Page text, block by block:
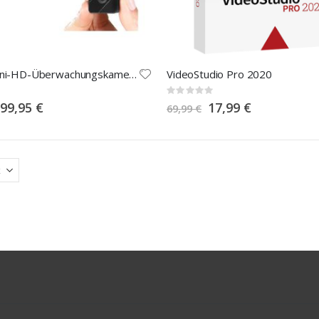
Mobile Mini-HD-Überwachungskamera mit Bewegungssensor
Special
Price
99,95 €
VideoStudio Pro 2020
Rating:
0%
69,99 € Special
Price
17,99 €